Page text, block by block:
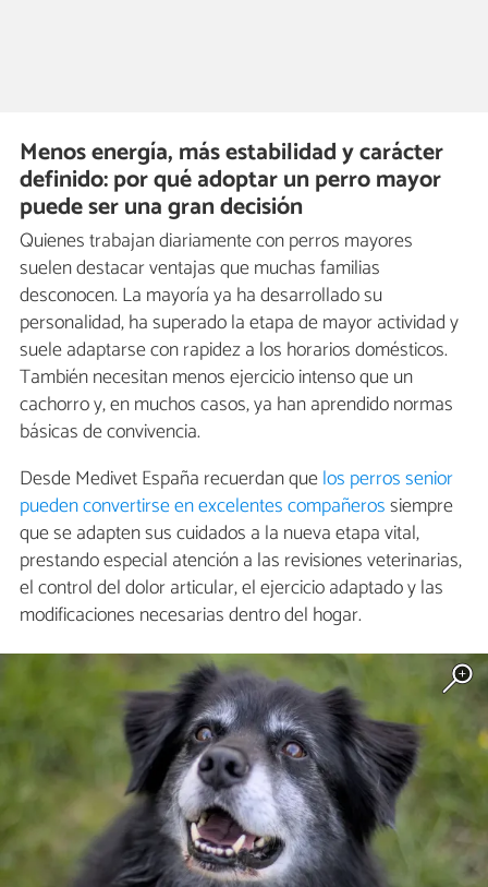
Menos energía, más estabilidad y carácter
definido: por qué adoptar un perro mayor
puede ser una gran decisión
Quienes trabajan diariamente con perros mayores
suelen destacar ventajas que muchas familias
desconocen. La mayoría ya ha desarrollado su
personalidad, ha superado la etapa de mayor actividad y
suele adaptarse con rapidez a los horarios domésticos.
También necesitan menos ejercicio intenso que un
cachorro y, en muchos casos, ya han aprendido normas
básicas de convivencia.
Desde Medivet España recuerdan quelos perros senior
pueden convertirse en excelentes compañerossiempre
que se adapten sus cuidados a la nueva etapa vital,
prestando especial atención a las revisiones veterinarias,
el control del dolor articular, el ejercicio adaptado y las
modificaciones necesarias dentro del hogar.